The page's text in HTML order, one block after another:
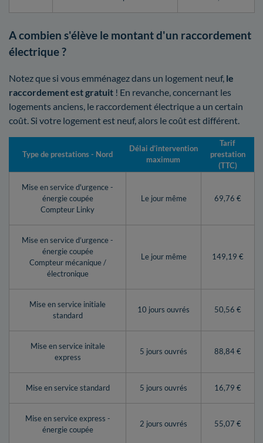
A combien s'élève le montant d'un raccordement
électrique ?
Notez que si vous emménagez dans un logement neuf, le
raccordement est gratuit ! En revanche, concernant les
logements anciens, le raccordement électrique a un certain
coût. Si votre logement est neuf, alors le coût est différent.
Type de prestations - Nord
Délai d’intervention
maximum
Tarif
prestation
(TTC)
Mise en service d'urgence -
énergie coupée
Compteur Linky
Le jour même 69,76 €
Mise en service d’urgence -
énergie coupée
Compteur mécanique /
électronique
Le jour même 149,19 €
Mise en service initiale
standard
10 jours ouvrés 50,56 €
Mise en service initale
express
5 jours ouvrés 88,84 €
Mise en service standard 5 jours ouvrés 16,79 €
Mise en service express -
énergie coupée
2 jours ouvrés 55,07 €